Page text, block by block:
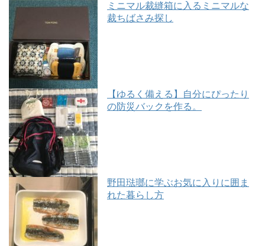
ミニマル裁縫箱に入るミニマルな
裁ちばさみ探し
【ゆるく備える】自分にぴったり
の防災バックを作る。
野田琺瑯に学ぶお気に入りに囲ま
れた暮らし方